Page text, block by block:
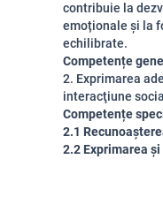
contribuie la
emoționale și la
echilibrate.
Competențe
2. Exprimarea
interacţiune
Competențe
2.1
2.2 Exprimarea